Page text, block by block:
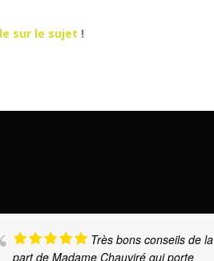
sur le sujet !
Très bons conseils de la
part de Madame Chauviré qui porte